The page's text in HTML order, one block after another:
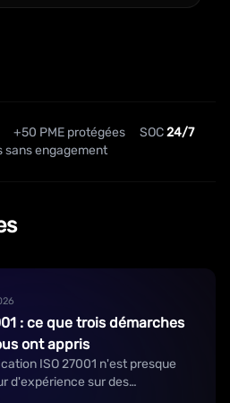
+50 PME protégées SOC24/7
sans engagement
: ce que trois démarches
ont appris
ISO 27001 n'est presque
d'expérience sur des